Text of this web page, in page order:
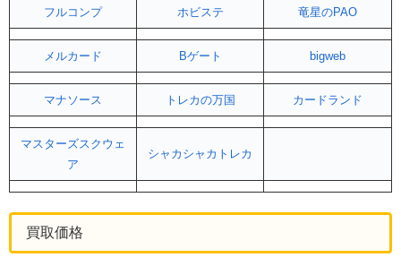
フルコンプ ホビステ 竜星のPAO
メルカード Bゲート bigweb
マナソース トレカの万国 カードランド
マスターズスクウェ
ア
シャカシャカトレカ
買取価格